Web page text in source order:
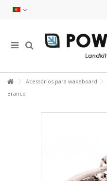
Acessórios para wakeboard
Branco